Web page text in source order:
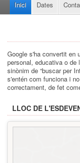
Inici Dates
Google s'ha convertit en
personal, educativa o de
sinònim de “buscar per
s'entén com funciona i
correctament, de fet
LLOC DE